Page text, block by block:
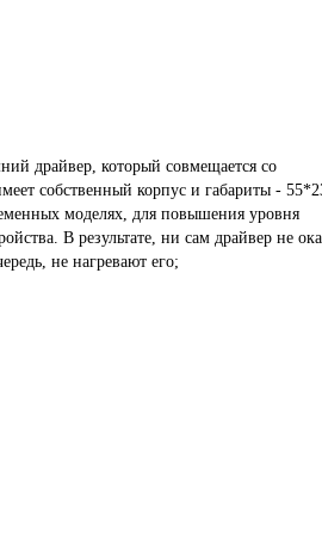
драйвер, который совмещается со
собственный корпус и габариты -
моделях, для повышения уровня
В результате, ни сам драйвер не
не нагревают его;